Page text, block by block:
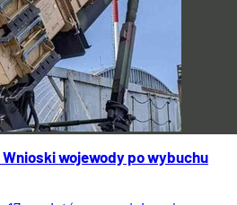
wojewody po wybuchu